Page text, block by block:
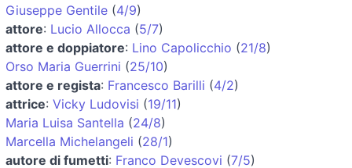
Giuseppe Gentile (4/9)
attore: Lucio Allocca (5/7)
attore e doppiatore: Lino Capolicchio (21/8)
Orso Maria Guerrini (25/10)
attore e regista: Francesco Barilli (4/2)
attrice: Vicky Ludovisi (19/11)
Maria Luisa Santella (24/8)
Marcella Michelangeli (28/1)
autore di fumetti: Franco Devescovi (7/5)